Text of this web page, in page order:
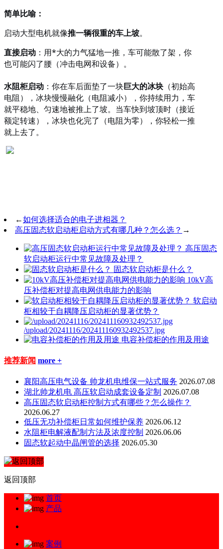
简单比喻：
启动大型电机就像推一辆很重的车上坡。
直接启动 ：用*大的力气猛地一推，车可能散了架，你
也可能闪了腰（冲击电网和设备）。
水阻柜启动 ：你在车后面垫了一块巨大的冰块 （初始高
电阻），冰块慢慢融化（电阻减小），你持续用力，车
就平稳地、匀速地被推上了坡。当车快到坡顶时（接近
额定转速），冰块也化完了（电阻为零），你轻松一推
就上去了。
←如何选择适合的电子进相器？
高压固态软启动柜启动方式有哪几种？怎么选？ →
高压固态
软启动柜运行中常见故障及处理？
固态软启动柜是什么？
10kV高
压补偿柜对提高电网供电能力的影响
软启动
柜相较于自耦降压启动柜的显著优势？
/upload/20241116/202411160932492537.jpg
电容补偿柜的作用及用途
推荐新闻 more +
襄阳高压电气设备 帅龙机电维保一站式服务 2026.07.08
湖北帅龙机电 高压软启动成套设备定制 2026.07.08
高压固态软启动柜控制方式有哪些？怎么操作？
2026.06.27
低压无功补偿柜日常如何维护保养 2026.06.12
水阻柜电解液配制方法及浓度控制 2026.06.06
固态软起动中晶闸管的选择 2026.05.30
返回顶部
首页
产品
案例